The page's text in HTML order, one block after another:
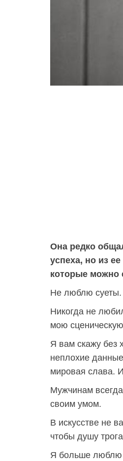
Она редко
успеха, но из
которые можно
Не люблю
Никогда не
мою
Я вам скажу без
неплохие
мировая слава.
Мужчинам
своим умом.
В искусстве не
чтобы душу
Я больше люблю